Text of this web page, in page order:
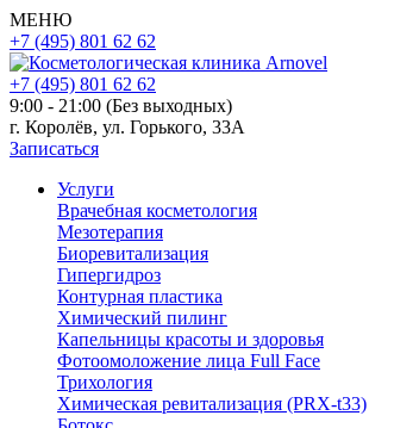
МЕНЮ
+7 (495) 801 62 62
+7 (495) 801 62 62
9:00 - 21:00 (Без выходных)
г. Королёв, ул. Горького, 33А
Записаться
Услуги
Врачебная косметология
Мезотерапия
Биоревитализация
Гипергидроз
Контурная пластика
Химический пилинг
Капельницы красоты и здоровья
Фотоомоложение лица Full Face
Трихология
Химическая ревитализация (PRX-t33)